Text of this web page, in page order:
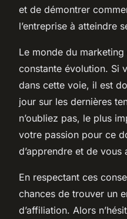
et de démontrer
l’entreprise à atteindre
Le monde du marketing
constante évolution. Si
dans cette voie, il est
jour sur les dernières
n’oubliez pas, le plus
votre passion pour ce
d’apprendre et de vous
En respectant ces
chances de trouver un
d’affiliation. Alors